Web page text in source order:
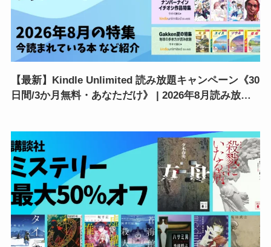
【最新】Kindle Unlimited 読み放題キャンペーン《30
日間/3か月無料・あなただけ》 | 2026年8月読み放題